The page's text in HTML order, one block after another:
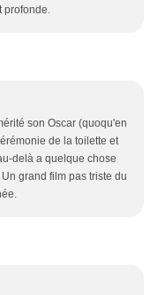
profonde.
son Oscar (quoqu'en
de la toilette et
delà a quelque chose
grand film pas triste du